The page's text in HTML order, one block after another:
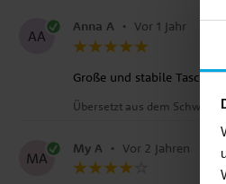
AA
Anna A • Vor 1 Jahr
Große und stabile Taschen!
Übersetzt aus dem
MA
My A • Vor 2 Jahren